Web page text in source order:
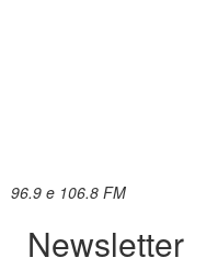
96.9 e 106.8 FM
Newsletter